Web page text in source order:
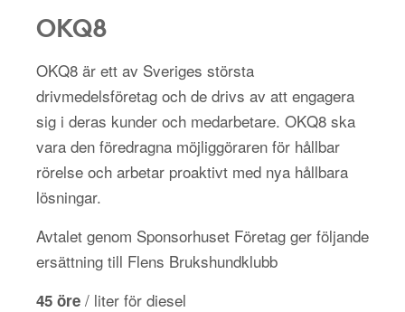
OKQ8
OKQ8 är ett av Sveriges största
drivmedelsföretag och de drivs av att engagera
sig i deras kunder och medarbetare. OKQ8 ska
vara den föredragna möjliggöraren för hållbar
rörelse och arbetar proaktivt med nya hållbara
lösningar.
Avtalet genom Sponsorhuset Företag ger följande
ersättning till Flens Brukshundklubb
45 öre / liter för diesel